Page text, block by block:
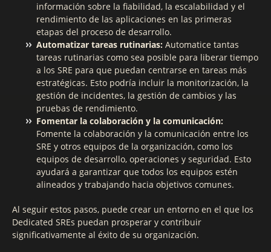
información sobre la fiabilidad, la escalabilidad y el
rendimiento de las aplicaciones en las primeras
etapas del proceso de desarrollo.
Automatizar tareas rutinarias: Automatice tantas
tareas rutinarias como sea posible para liberar tiempo
a los SRE para que puedan centrarse en tareas más
estratégicas. Esto podría incluir la monitorización, la
gestión de incidentes, la gestión de cambios y las
pruebas de rendimiento.
Fomentar la colaboración y la comunicación:
Fomente la colaboración y la comunicación entre los
SRE y otros equipos de la organización, como los
equipos de desarrollo, operaciones y seguridad. Esto
ayudará a garantizar que todos los equipos estén
alineados y trabajando hacia objetivos comunes.
Al seguir estos pasos, puede crear un entorno en el que los
Dedicated SREs puedan prosperar y contribuir
significativamente al éxito de su organización.